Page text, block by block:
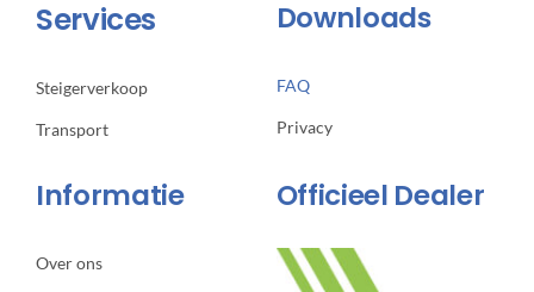
Services
Steigerverkoop
Transport
Downloads
FAQ
Privacy
Informatie
Over ons
Officieel Dealer